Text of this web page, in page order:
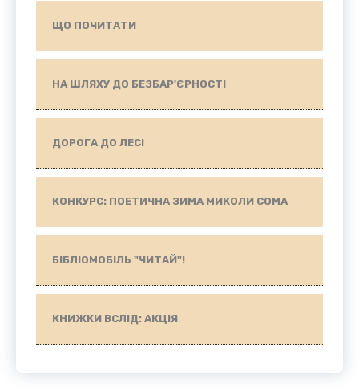
ЩО ПОЧИТАТИ
НА ШЛЯХУ ДО БЕЗБАР'ЄРНОСТІ
ДОРОГА ДО ЛЕСІ
КОНКУРС: ПОЕТИЧНА ЗИМА МИКОЛИ СОМА
БІБЛІОМОБІЛЬ "ЧИТАЙ"!
КНИЖКИ ВСЛІД: АКЦІЯ